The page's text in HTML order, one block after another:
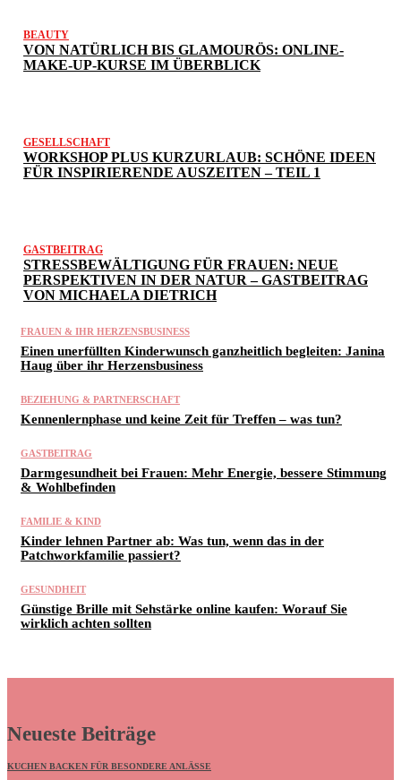
BEAUTY
VON NATÜRLICH BIS GLAMOURÖS: ONLINE-
MAKE-UP-KURSE IM ÜBERBLICK
GESELLSCHAFT
WORKSHOP PLUS KURZURLAUB: SCHÖNE IDEEN
FÜR INSPIRIERENDE AUSZEITEN – TEIL 1
GASTBEITRAG
STRESSBEWÄLTIGUNG FÜR FRAUEN: NEUE
PERSPEKTIVEN IN DER NATUR – GASTBEITRAG
VON MICHAELA DIETRICH
FRAUEN & IHR HERZENSBUSINESS
Einen unerfüllten Kinderwunsch ganzheitlich begleiten: Janina
Haug über ihr Herzensbusiness
BEZIEHUNG & PARTNERSCHAFT
Kennenlernphase und keine Zeit für Treffen – was tun?
GASTBEITRAG
Darmgesundheit bei Frauen: Mehr Energie, bessere Stimmung
& Wohlbefinden
FAMILIE & KIND
Kinder lehnen Partner ab: Was tun, wenn das in der
Patchworkfamilie passiert?
GESUNDHEIT
Günstige Brille mit Sehstärke online kaufen: Worauf Sie
wirklich achten sollten
Neueste Beiträge
KUCHEN BACKEN FÜR BESONDERE ANLÄSSE